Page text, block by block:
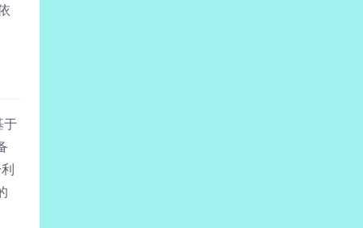
于